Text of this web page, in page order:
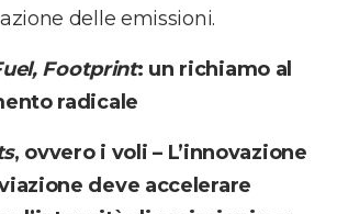
delle emissioni.
Footprint: un richiamo al
radicale
, ovvero i voli – L’innovazione
deve accelerare